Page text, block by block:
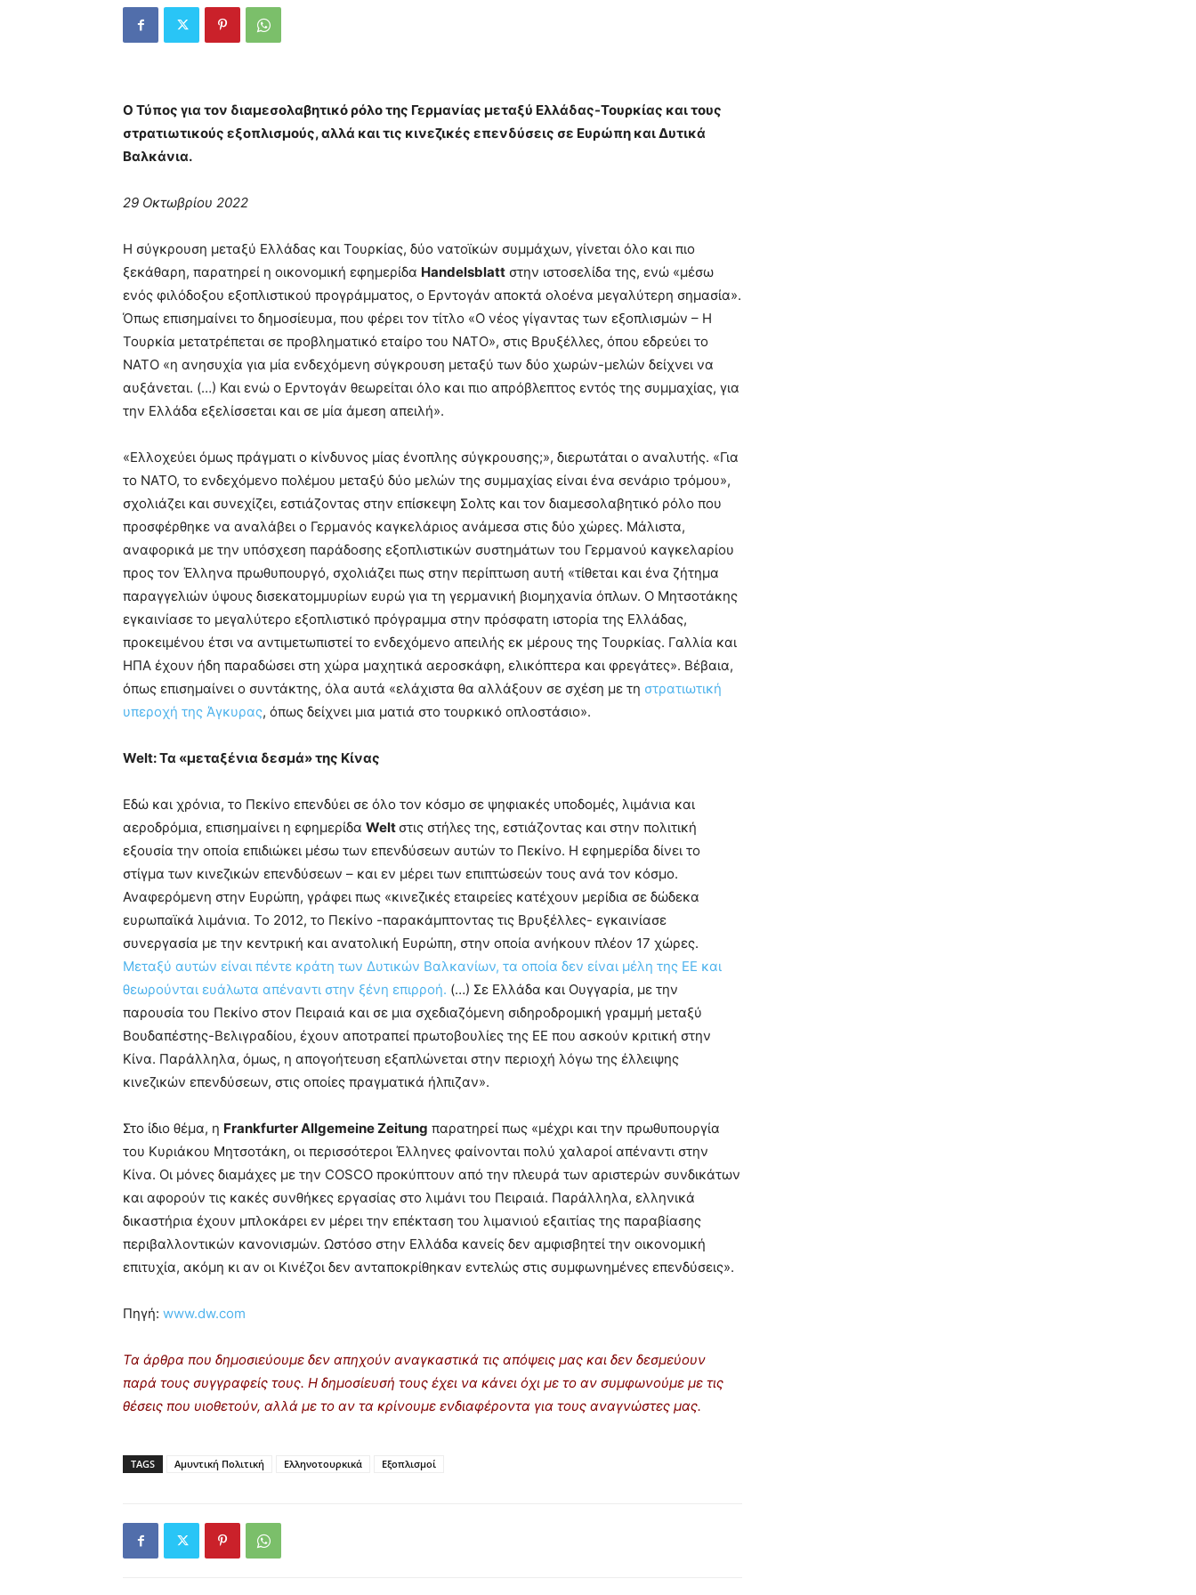
Ο Τύπος για τον διαμεσολαβητικό ρόλο της Γερμανίας μεταξύ Ελλάδας-Τουρκίας και τους
στρατιωτικούς εξοπλισμούς, αλλά και τις κινεζικές επενδύσεις σε Ευρώπη και Δυτικά
Βαλκάνια.
29 Οκτωβρίου 2022
Η σύγκρουση μεταξύ Ελλάδας και Τουρκίας, δύο νατοϊκών συμμάχων, γίνεται όλο και πιο
ξεκάθαρη, παρατηρεί η οικονομική εφημερίδα Handelsblatt στην ιστοσελίδα της, ενώ «μέσω
ενός φιλόδοξου εξοπλιστικού προγράμματος, ο Ερντογάν αποκτά ολοένα μεγαλύτερη σημασία».
Όπως επισημαίνει το δημοσίευμα, που φέρει τον τίτλο «Ο νέος γίγαντας των εξοπλισμών – Η
Τουρκία μετατρέπεται σε προβληματικό εταίρο του ΝΑΤΟ», στις Βρυξέλλες, όπου εδρεύει το
ΝΑΤΟ «η ανησυχία για μία ενδεχόμενη σύγκρουση μεταξύ των δύο χωρών-μελών δείχνει να
αυξάνεται. (…) Και ενώ ο Ερντογάν θεωρείται όλο και πιο απρόβλεπτος εντός της συμμαχίας, για
την Ελλάδα εξελίσσεται και σε μία άμεση απειλή».
«Ελλοχεύει όμως πράγματι ο κίνδυνος μίας ένοπλης σύγκρουσης;», διερωτάται ο αναλυτής. «Για
το ΝΑΤΟ, το ενδεχόμενο πολέμου μεταξύ δύο μελών της συμμαχίας είναι ένα σενάριο τρόμου»,
σχολιάζει και συνεχίζει, εστιάζοντας στην επίσκεψη Σολτς και τον διαμεσολαβητικό ρόλο που
προσφέρθηκε να αναλάβει ο Γερμανός καγκελάριος ανάμεσα στις δύο χώρες. Μάλιστα,
αναφορικά με την υπόσχεση παράδοσης εξοπλιστικών συστημάτων του Γερμανού καγκελαρίου
προς τον Έλληνα πρωθυπουργό, σχολιάζει πως στην περίπτωση αυτή «τίθεται και ένα ζήτημα
παραγγελιών ύψους δισεκατομμυρίων ευρώ για τη γερμανική βιομηχανία όπλων. Ο Μητσοτάκης
εγκαινίασε το μεγαλύτερο εξοπλιστικό πρόγραμμα στην πρόσφατη ιστορία της Ελλάδας,
προκειμένου έτσι να αντιμετωπιστεί το ενδεχόμενο απειλής εκ μέρους της Τουρκίας. Γαλλία και
ΗΠΑ έχουν ήδη παραδώσει στη χώρα μαχητικά αεροσκάφη, ελικόπτερα και φρεγάτες». Βέβαια,
όπως επισημαίνει ο συντάκτης, όλα αυτά «ελάχιστα θα αλλάξουν σε σχέση με τη στρατιωτική
υπεροχή της Άγκυρας, όπως δείχνει μια ματιά στο τουρκικό οπλοστάσιο».
Welt: Τα «μεταξένια δεσμά» της Κίνας
Εδώ και χρόνια, το Πεκίνο επενδύει σε όλο τον κόσμο σε ψηφιακές υποδομές, λιμάνια και
αεροδρόμια, επισημαίνει η εφημερίδα Welt στις στήλες της, εστιάζοντας και στην πολιτική
εξουσία την οποία επιδιώκει μέσω των επενδύσεων αυτών το Πεκίνο. Η εφημερίδα δίνει το
στίγμα των κινεζικών επενδύσεων – και εν μέρει των επιπτώσεών τους ανά τον κόσμο.
Αναφερόμενη στην Ευρώπη, γράφει πως «κινεζικές εταιρείες κατέχουν μερίδια σε δώδεκα
ευρωπαϊκά λιμάνια. Το 2012, το Πεκίνο -παρακάμπτοντας τις Βρυξέλλες- εγκαινίασε
συνεργασία με την κεντρική και ανατολική Ευρώπη, στην οποία ανήκουν πλέον 17 χώρες.
Μεταξύ αυτών είναι πέντε κράτη των Δυτικών Βαλκανίων, τα οποία δεν είναι μέλη της ΕΕ και
θεωρούνται ευάλωτα απέναντι στην ξένη επιρροή. (…) Σε Ελλάδα και Ουγγαρία, με την
παρουσία του Πεκίνο στον Πειραιά και σε μια σχεδιαζόμενη σιδηροδρομική γραμμή μεταξύ
Βουδαπέστης-Βελιγραδίου, έχουν αποτραπεί πρωτοβουλίες της ΕΕ που ασκούν κριτική στην
Κίνα. Παράλληλα, όμως, η απογοήτευση εξαπλώνεται στην περιοχή λόγω της έλλειψης
κινεζικών επενδύσεων, στις οποίες πραγματικά ήλπιζαν».
Στο ίδιο θέμα, η Frankfurter Allgemeine Zeitung παρατηρεί πως «μέχρι και την πρωθυπουργία
του Κυριάκου Μητσοτάκη, οι περισσότεροι Έλληνες φαίνονται πολύ χαλαροί απέναντι στην
Κίνα. Οι μόνες διαμάχες με την COSCO προκύπτουν από την πλευρά των αριστερών συνδικάτων
και αφορούν τις κακές συνθήκες εργασίας στο λιμάνι του Πειραιά. Παράλληλα, ελληνικά
δικαστήρια έχουν μπλοκάρει εν μέρει την επέκταση του λιμανιού εξαιτίας της παραβίασης
περιβαλλοντικών κανονισμών. Ωστόσο στην Ελλάδα κανείς δεν αμφισβητεί την οικονομική
επιτυχία, ακόμη κι αν οι Κινέζοι δεν ανταποκρίθηκαν εντελώς στις συμφωνημένες επενδύσεις».
Πηγή: www.dw.com
Τα άρθρα που δημοσιεύουμε δεν απηχούν αναγκαστικά τις απόψεις μας και δεν δεσμεύουν
παρά τους συγγραφείς τους. Η δημοσίευσή τους έχει να κάνει όχι με το αν συμφωνούμε με τις
θέσεις που υιοθετούν, αλλά με το αν τα κρίνουμε ενδιαφέροντα για τους αναγνώστες μας.
TAGS Αμυντική Πολιτική Ελληνοτουρκικά Εξοπλισμοί